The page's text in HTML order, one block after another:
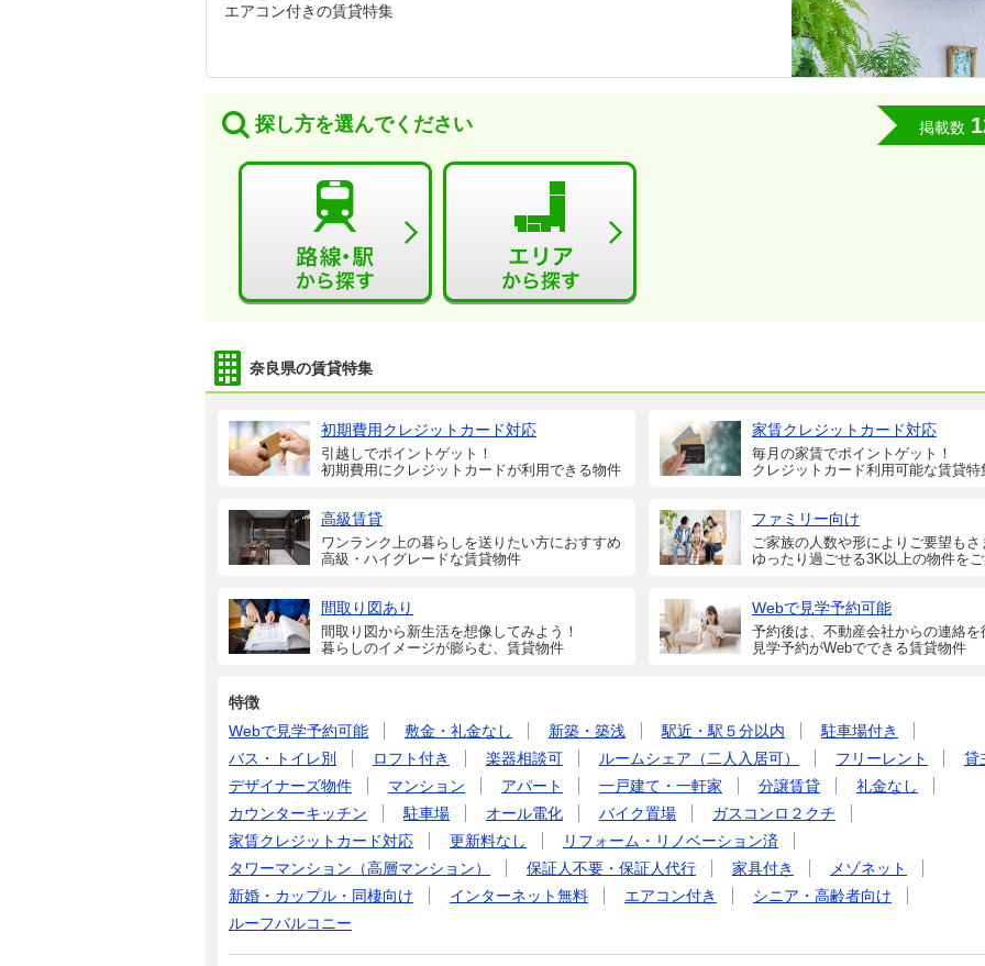
エアコン付きの賃貸特集
探し方を選んでください 掲載数
奈良県の賃貸特集
初期費用クレジットカード対応
引越しでポイントゲット！
初期費用にクレジットカードが利用できる物件
家賃クレジットカード対応
毎月の家賃でポイントゲット！
クレジットカード利用可能な賃貸特
高級賃貸
ワンランク上の暮らしを送りたい方におすすめ
高級・ハイグレードな賃貸物件
ファミリー向け
ご家族の人数や形によりご要望もさ
ゆったり過ごせる3K以上の物件をご
間取り図あり
間取り図から新生活を想像してみよう！
暮らしのイメージが膨らむ、賃貸物件
Webで見学予約可能
予約後は、不動産会社からの連絡を
見学予約がWebでできる賃貸物件
特徴
Webで見学予約可能
敷金・礼金なし 新築・築浅 駅近・駅５分以内
駐車場付き
バス・トイレ別
ロフト付き 楽器相談可 ルームシェア（二人入居可） フリーレント
貸
デザイナーズ物件
マンション アパート 一戸建て・一軒家 分譲賃貸
礼金なし
カウンターキッチン
駐車場 オール電化 バイク置場
ガスコンロ２クチ
家賃クレジットカード対応
更新料なし
リフォーム・リノベーション済
タワーマンション（高層マンション）
保証人不要・保証人代行 家具付き
メゾネット
新婚・カップル・同棲向け
インターネット無料 エアコン付き
シニア・高齢者向け
ルーフバルコニー